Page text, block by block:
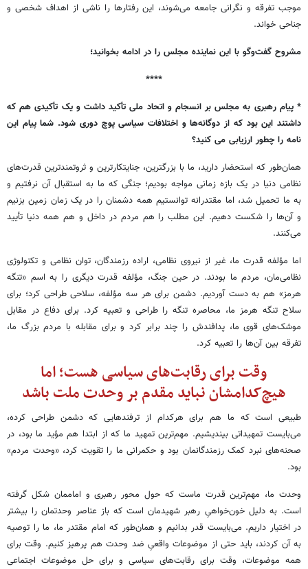
موجب تفرقه و نگرانی جامعه می‌شوند، این رفتارها را ناشی از اهداف شخصی و
جناحی خواند.
مشروح گفت‌وگو با این نماینده مجلس را در ادامه بخوانید؛
****
* پیام رهبری به مجلس بر انسجام و اتحاد ملی تأکید داشت و یک تأکیدی هم که
داشتند این بود که از دوگانه‌ها و اختلافات سیاسی پوچ دوری شود. شما پیام این
نامه را چطور ارزیابی می کنید؟
همان‌طور که استحضار دارید، ما با بزرگترین، جنایتکارترین و ثروتمندترین قدرت‌های
نظامی دنیا در یک بازه زمانی مواجه بودیم؛ جنگی که ما به استقبال آن نرفتیم و
به ما تحمیل شد، اما مقتدرانه توانستیم همه دشمنان را در یک زمان زمین بزنیم
و آن‌ها را شکست دهیم. این مطلب را هم مردم در داخل و هم همه دنیا تأیید
می‌کنند.
اما مؤلفه قدرت ما، غیر از نیروی نظامی، اراده رزمندگان، توان نظامی و تکنولوژی
نظامی‌مان، مردم ما بودند. در حین جنگ، مؤلفه قدرت دیگری را به اسم «تنگه
هرمز» هم به دست آوردیم. دشمن برای هر سه مؤلفه، سلاحی طراحی کرد؛ برای
سلاح تنگه هرمز ما، محاصره تنگه را طراحی و تعبیه کرد. برای دفاع در مقابل
موشک‌های قوی ما، پدافندش را چند برابر کرد و برای مقابله با مردم بزرگ ما،
تفرقه بین آن‌ها را تعبیه کرد.
وقت برای رقابت‌های سیاسی هست؛ اما
هیچ‌کدامشان نباید مقدم بر وحدت ملت باشد
طبیعی است که ما هم برای هرکدام از ترفندهایی که دشمن طراحی کرده،
می‌بایست تمهیداتی بیندیشیم. مهم‌ترین تمهید ما که از ابتدا هم مؤید ما بود، در
صحنه‌های نبرد کمک رزمندگانمان بود و حکمرانی ما را تقویت کرد، «وحدت مردم»
بود.
وحدت ما، مهم‌ترین قدرت ماست که حول محور رهبری و اماممان شکل گرفته
است. به دلیل خون‌خواهیِ رهبر شهیدمان است که باز عناصر وحدتمان را بیشتر
در اختیار داریم. می‌بایست قدر بدانیم و همان‌طور که امام مقتدر ما، ما را توصیه
به آن کردند، باید حتی از موضوعات واقعیِ ضد وحدت هم پرهیز کنیم. وقت برای
همه موضوعات، وقت برای رقابت‌های سیاسی و برای حل موضوعات اجتماعی